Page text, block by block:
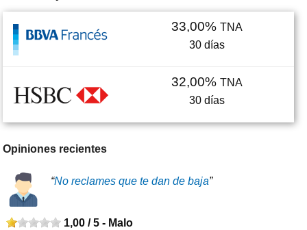
33,00% TNA
30 días
32,00% TNA
30 días
Opiniones recientes
“No reclames que te dan de baja”
1,00 / 5 - Malo